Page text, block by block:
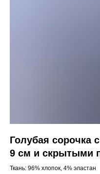
Голубая сорочка
9 см и скрытыми
Ткань: 96% хлопок, 4% эластан